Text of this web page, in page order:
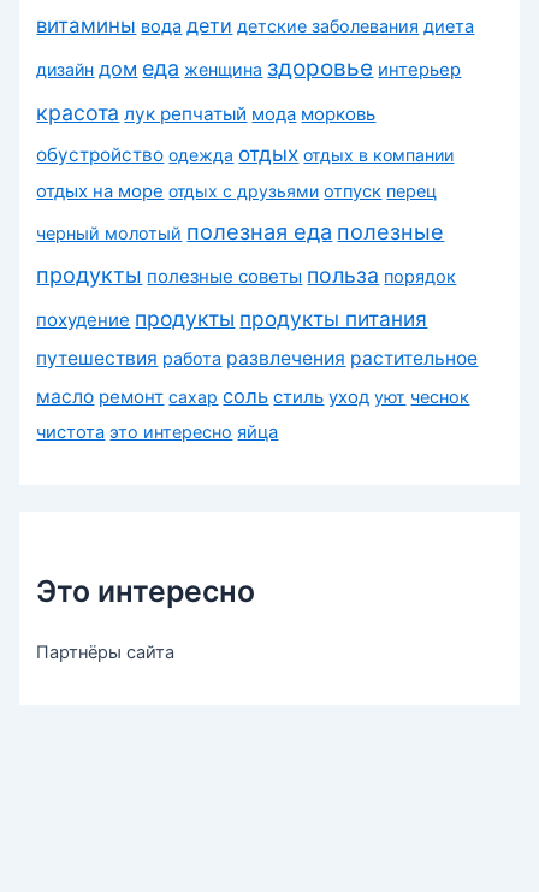
витамины вода дети детские заболевания диета
дизайн дом еда женщина здоровье интерьер
красота лук репчатый мода морковь
обустройство одежда отдых отдых в компании
отдых на море отдых с друзьями отпуск перец
черный молотый полезная еда полезные
продукты полезные советы польза порядок
похудение продукты продукты питания
путешествия работа развлечения растительное
масло ремонт сахар соль стиль уход уют чеснок
чистота это интересно яйца
Это интересно
Партнёры сайта